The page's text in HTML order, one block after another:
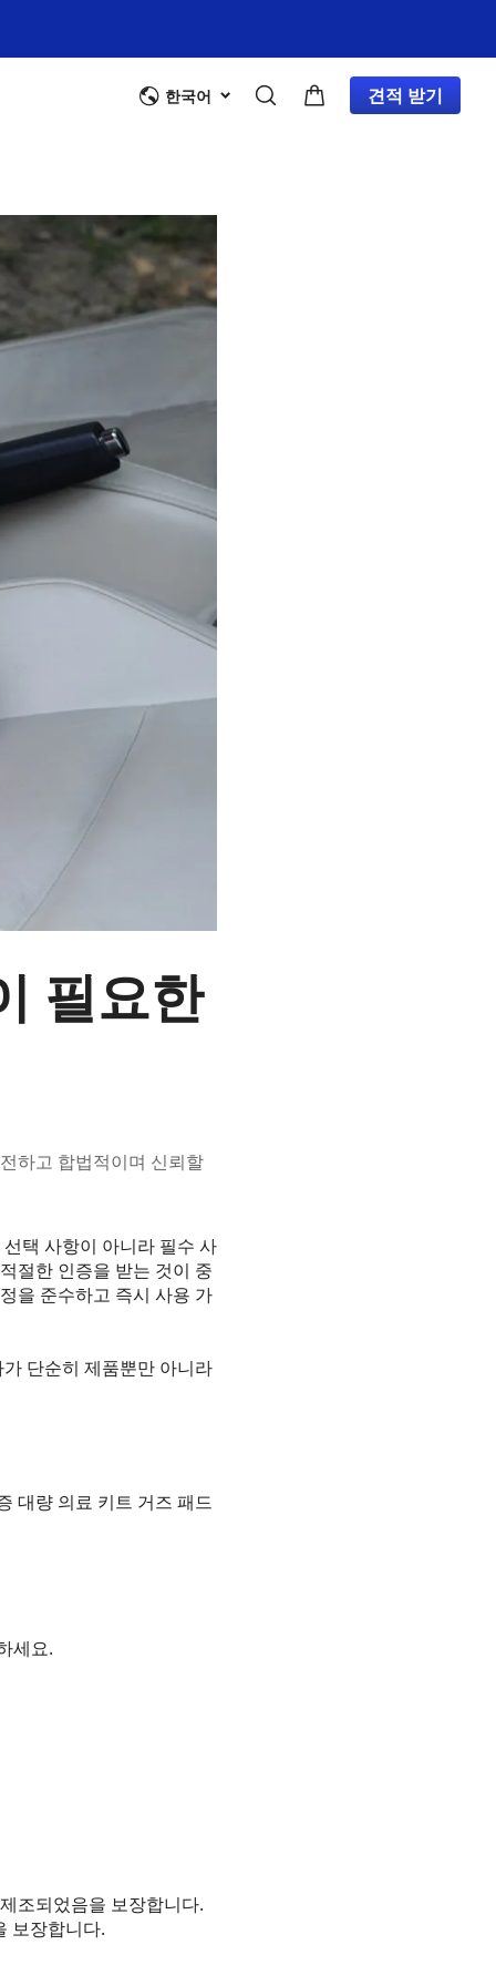
한국어 견적 받기
필요한
하고 합법적이며 신뢰할
택 사항이 아니라 필수 사
절한 인증을 받는 것이 중
을 준수하고 즉시 사용 가
단순히 제품뿐만 아니라
대량 의료 키트 거즈 패드
세요.
조되었음을 보장합니다.
보장합니다.